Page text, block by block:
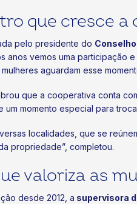
que cresce a
pelo presidente do
anos vemos uma participação
aguardam esse
que a cooperativa conta
um momento especial para
localidades, que se
propriedade”, completou.
valoriza as
desde 2012, a supervisora